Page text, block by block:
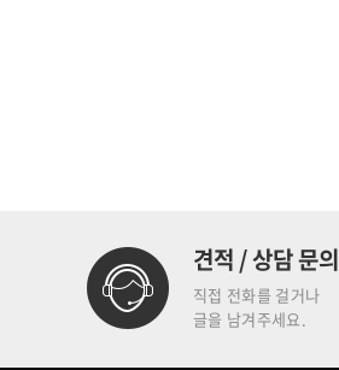
견적 / 상담 문의
직접 전화를 걸거나
글을 남겨주세요.